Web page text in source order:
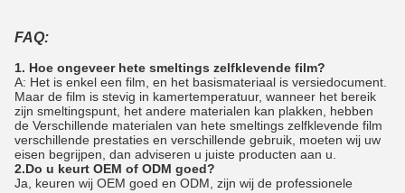
FAQ:
1. Hoe ongeveer hete smeltings zelfklevende film?
A: Het is enkel een film, en het basismateriaal is versiedocument.
Maar de film is stevig in kamertemperatuur, wanneer het bereik
zijn smeltingspunt, het andere materialen kan plakken, hebben
de Verschillende materialen van hete smeltings zelfklevende film
verschillende prestaties en verschillende gebruik, moeten wij uw
eisen begrijpen, dan adviseren u juiste producten aan u.
2.Do u keurt OEM of ODM goed?
Ja, keuren wij OEM goed en ODM, zijn wij de professionele